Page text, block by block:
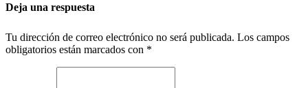
Deja una respuesta
Tu dirección de correo electrónico no será publicada. Los campos
obligatorios están marcados con *